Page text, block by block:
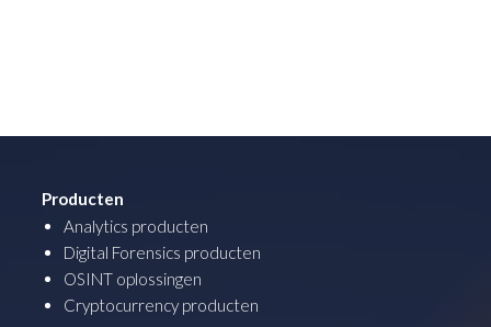
Producten
Analytics producten
Digital Forensics producten
OSINT oplossingen
Cryptocurrency producten